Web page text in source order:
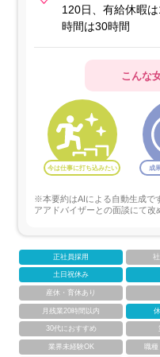
120日、有給休暇
時間は30時間
こんな
今は仕事に打ち込みたい 成
※本要約はAIによる自動生成で
アアドバイザーとの面談にて改
正社員採用
土日祝休み
産休・育休あり
月残業20時間以内
30代におすすめ
業界未経験OK 職